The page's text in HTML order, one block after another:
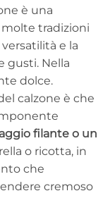
è una
tradizioni
e la
gusti. Nella
dolce.
calzone è che
filante o un
o ricotta, in
che
cremoso